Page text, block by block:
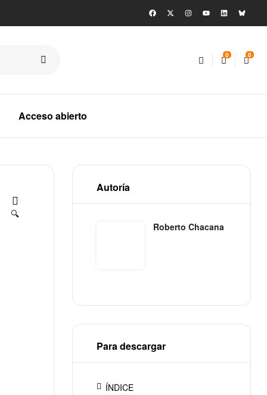
0 0
Acceso abierto
🔍
Autoría
Roberto Chacana
Para descargar
ÍNDICE